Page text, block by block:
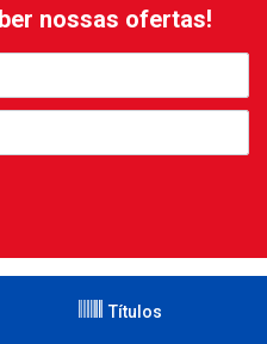
nossas ofertas!
Títulos